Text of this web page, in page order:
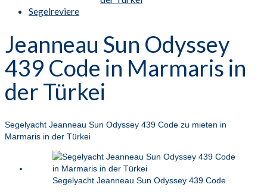
Segelreviere
Jeanneau Sun Odyssey
439 Code in Marmaris in
der Türkei
Segelyacht Jeanneau Sun Odyssey 439 Code zu mieten in
Marmaris in der Türkei
Segelyacht Jeanneau Sun Odyssey 439 Code